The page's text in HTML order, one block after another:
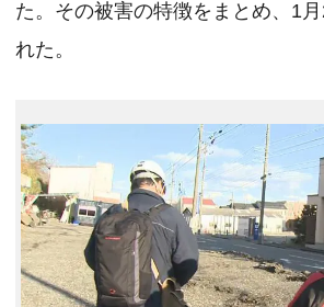
た。その被害の特徴をまとめ、1
れた。